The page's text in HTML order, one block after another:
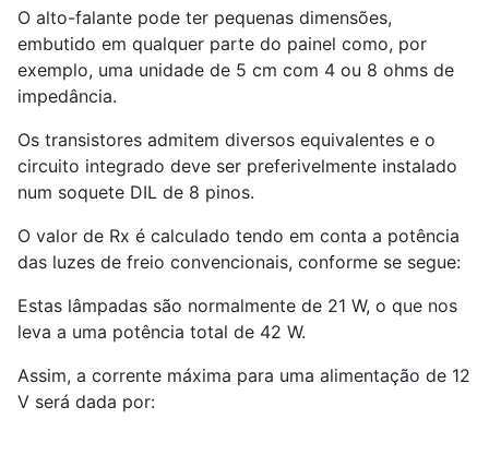
O alto-falante pode ter pequenas dimensões,
embutido em qualquer parte do painel como, por
exemplo, uma unidade de 5 cm com 4 ou 8 ohms de
impedância.
Os transistores admitem diversos equivalentes e o
circuito integrado deve ser preferivelmente instalado
num soquete DIL de 8 pinos.
O valor de Rx é calculado tendo em conta a potência
das luzes de freio convencionais, conforme se segue:
Estas lâmpadas são normalmente de 21 W, o que nos
leva a uma potência total de 42 W.
Assim, a corrente máxima para uma alimentação de 12
V será dada por: